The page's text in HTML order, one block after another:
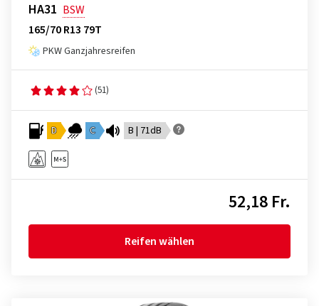
HA31 BSW
165/70 R13 79T
PKW Ganzjahresreifen
(51)
D C B | 71dB
52,18 Fr.
Reifen wählen